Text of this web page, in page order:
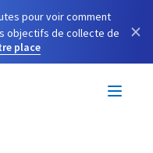
pour voir comment
objectifs de collecte de
place
×